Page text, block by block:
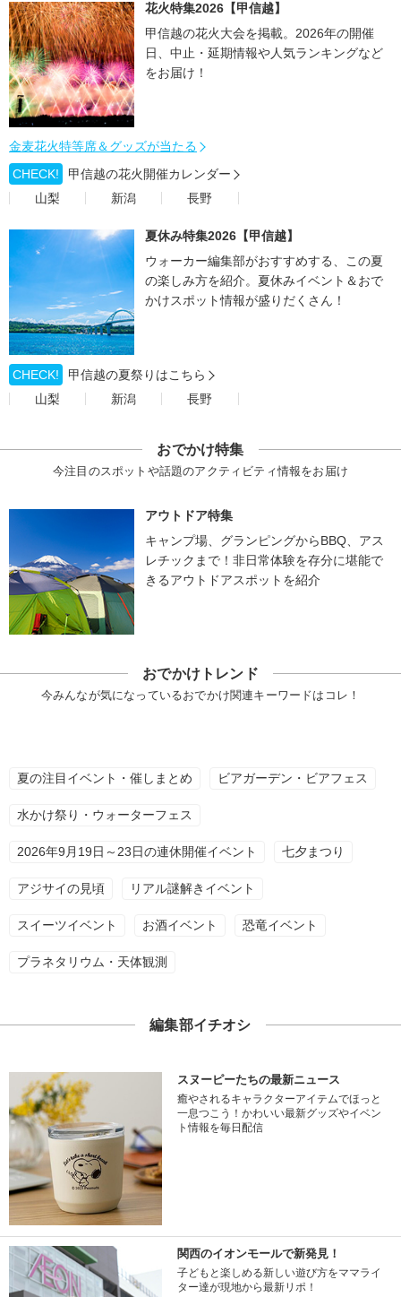
花火特集2026【甲信越】
甲信越の花火大会を掲載。2026年の開催
日、中止・延期情報や人気ランキングなど
をお届け！
金麦花火特等席＆グッズが当たる
CHECK!
甲信越の花火開催カレンダー
山梨
新潟 長野
夏休み特集2026【甲信越】
ウォーカー編集部がおすすめする、この夏
の楽しみ方を紹介。夏休みイベント＆おで
かけスポット情報が盛りだくさん！
CHECK!
甲信越の夏祭りはこちら
山梨
新潟 長野
おでかけ特集
今注目のスポットや話題のアクティビティ情報をお届け
アウトドア特集
キャンプ場、グランピングからBBQ、アス
レチックまで！非日常体験を存分に堪能で
きるアウトドアスポットを紹介
おでかけトレンド
今みんなが気になっているおでかけ関連キーワードはコレ！
夏の注目イベント・催しまとめ ビアガーデン・ビアフェス
水かけ祭り・ウォーターフェス
2026年9月19日～23日の連休開催イベント 七夕まつり
アジサイの見頃 リアル謎解きイベント
スイーツイベント お酒イベント 恐竜イベント
プラネタリウム・天体観測
編集部イチオシ
スヌーピーたちの最新ニュース
癒やされるキャラクターアイテムでほっと
一息つこう！かわいい最新グッズやイベン
ト情報を毎日配信
関西のイオンモールで新発見！
子どもと楽しめる新しい遊び方をママライ
ター達が現地から最新リポ！